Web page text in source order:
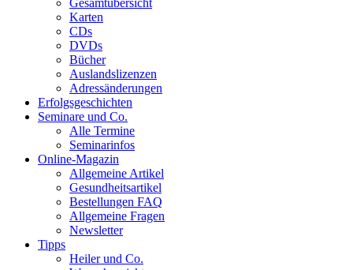
Gesamtübersicht
Karten
CDs
DVDs
Bücher
Auslandslizenzen
Adressänderungen
Erfolgsgeschichten
Seminare und Co.
Alle Termine
Seminarinfos
Online-Magazin
Allgemeine Artikel
Gesundheitsartikel
Bestellungen FAQ
Allgemeine Fragen
Newsletter
Tipps
Heiler und Co.